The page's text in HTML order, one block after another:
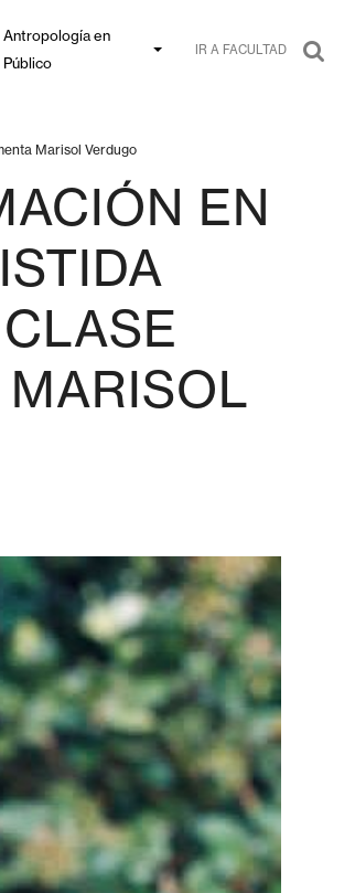
Antropología en
Público
IR A FACULTAD
Marisol Verdugo
EN